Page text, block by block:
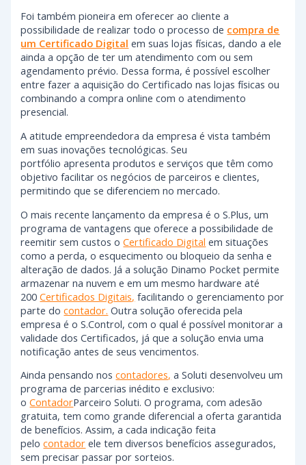
Foi também pioneira em oferecer ao cliente a
possibilidade de realizar todo o processo de compra de
um Certificado Digital em suas lojas físicas, dando a ele
ainda a opção de ter um atendimento com ou sem
agendamento prévio. Dessa forma, é possível escolher
entre fazer a aquisição do Certificado nas lojas físicas ou
combinando a compra online com o atendimento
presencial.
A atitude empreendedora da empresa é vista também
em suas inovações tecnológicas. Seu
portfólio apresenta produtos e serviços que têm como
objetivo facilitar os negócios de parceiros e clientes,
permitindo que se diferenciem no mercado.
O mais recente lançamento da empresa é o S.Plus, um
programa de vantagens que oferece a possibilidade de
reemitir sem custos oCertificado Digital em situações
como a perda, o esquecimento ou bloqueio da senha e
alteração de dados. Já a solução Dinamo Pocket permite
armazenar na nuvem e em um mesmo hardware até
200Certificados Digitais, facilitando o gerenciamento por
parte docontador. Outra solução oferecida pela
empresa é o S.Control, com o qual é possível monitorar a
validade dos Certificados, já que a solução envia uma
notificação antes de seus vencimentos.
Ainda pensando noscontadores, a Soluti desenvolveu um
programa de parcerias inédito e exclusivo:
oContadorParceiro Soluti. O programa, com adesão
gratuita, tem como grande diferencial a oferta garantida
de benefícios. Assim, a cada indicação feita
pelocontador ele tem diversos benefícios assegurados,
sem precisar passar por sorteios.